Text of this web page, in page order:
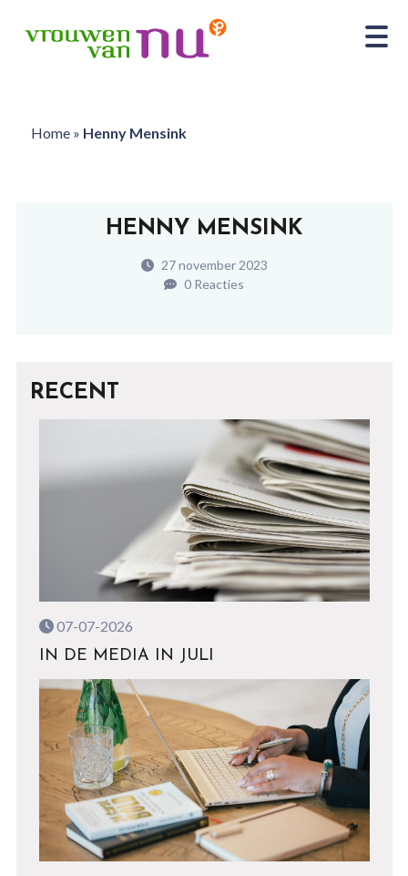
Home» Henny Mensink
HENNY MENSINK
27 november 2023
0 Reacties
RECENT
07-07-2026
IN DE MEDIA IN JULI